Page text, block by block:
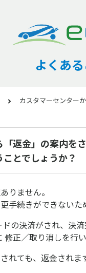
よくあ
カスタマーセンター
返金」の案内を
とでしょうか？
りません。
手続きができないた
の決済がされ、決済
正／取り消しを行い
れても、返金されま